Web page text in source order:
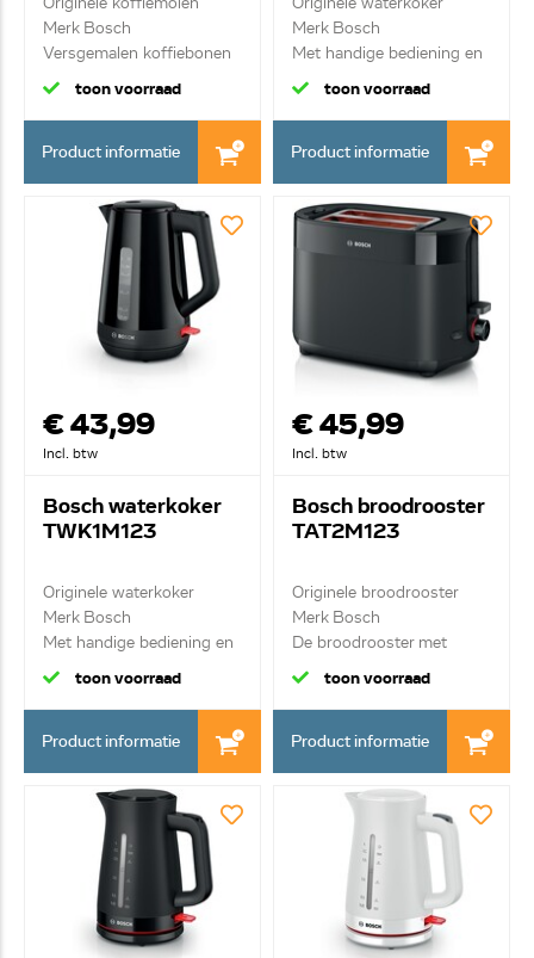
Merk Bosch
Versgemalen koffiebonen
v...
toon voorraad
Product informatie
Merk Bosch
Met handige bediening en
k...
toon voorraad
Product informatie
€ 43,99
Incl. btw
Bosch waterkoker
TWK1M123
Originele waterkoker
Merk Bosch
Met handige bediening en
k...
toon voorraad
Product informatie
€ 45,99
Incl. btw
Bosch broodrooster
TAT2M123
Originele broodrooster
Merk Bosch
De broodrooster met
hand...
toon voorraad
Product informatie